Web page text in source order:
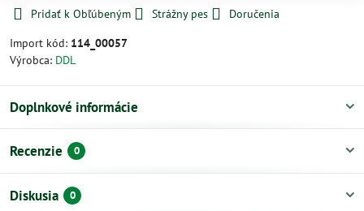
Pridať k Obľúbeným Strážny pes
Doručenia
Import kód: 114_00057
Výrobca: DDL
Doplnkové informácie
Recenzie 0
Diskusia 0